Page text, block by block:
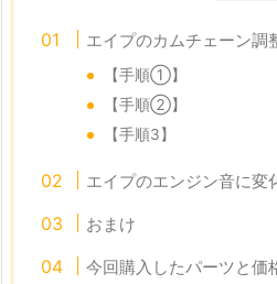
エイプのカムチェーン調
【手順①】
【手順②】
【手順3】
エイプのエンジン音に変
おまけ
今回購入したパーツと価